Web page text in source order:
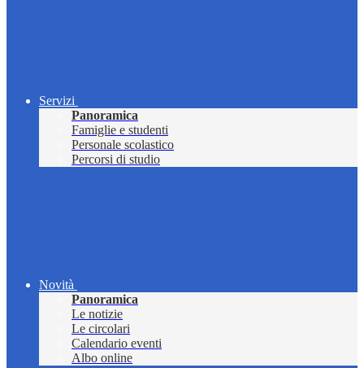
Servizi
Panoramica
Famiglie e studenti
Personale scolastico
Percorsi di studio
Novità
Panoramica
Le notizie
Le circolari
Calendario eventi
Albo online